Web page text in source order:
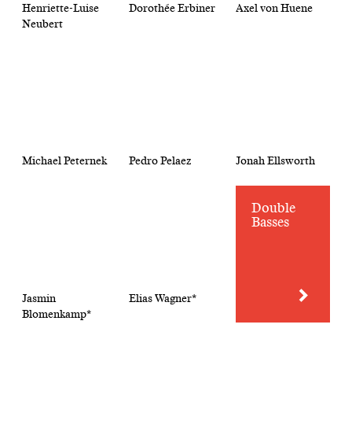
Henriette-Luise
Neubert
Dorothée Erbiner Axel von Huene
Michael Peternek Pedro Pelaez Jonah Ellsworth
Jasmin
Blomenkamp*
Elias Wagner*
Double
Basses